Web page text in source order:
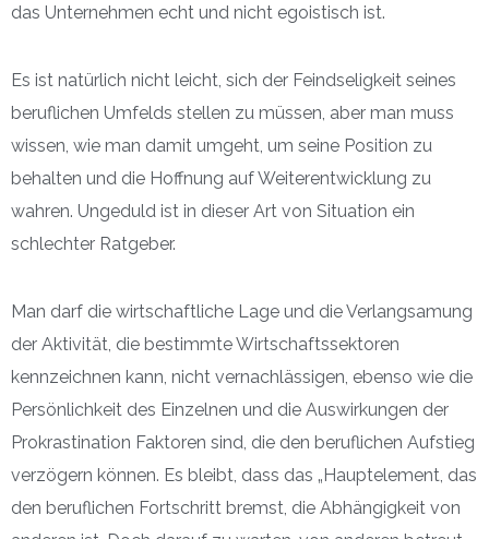
das Unternehmen echt und nicht egoistisch ist.
Es ist natürlich nicht leicht, sich der Feindseligkeit seines
beruflichen Umfelds stellen zu müssen, aber man muss
wissen, wie man damit umgeht, um seine Position zu
behalten und die Hoffnung auf Weiterentwicklung zu
wahren. Ungeduld ist in dieser Art von Situation ein
schlechter Ratgeber.
Man darf die wirtschaftliche Lage und die Verlangsamung
der Aktivität, die bestimmte Wirtschaftssektoren
kennzeichnen kann, nicht vernachlässigen, ebenso wie die
Persönlichkeit des Einzelnen und die Auswirkungen der
Prokrastination Faktoren sind, die den beruflichen Aufstieg
verzögern können. Es bleibt, dass das „Hauptelement, das
den beruflichen Fortschritt bremst, die Abhängigkeit von